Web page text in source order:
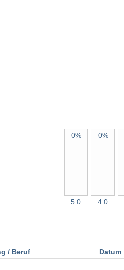
0%
5.0
0%
4.0
/ Beruf Datum